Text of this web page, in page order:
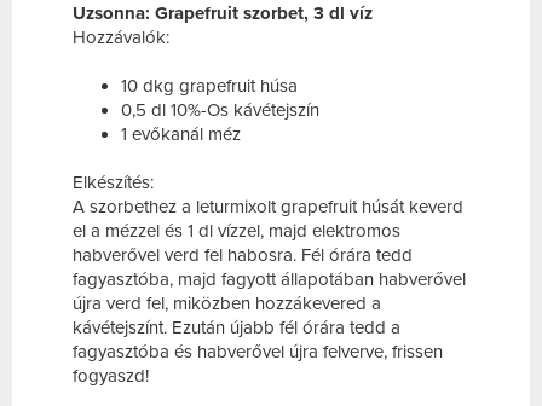
Uzsonna: Grapefruit szorbet, 3 dl víz
Hozzávalók:
10 dkg grapefruit húsa
0,5 dl 10%-Os kávétejszín
1 evőkanál méz
Elkészítés:
A szorbethez a leturmixolt grapefruit húsát keverd
el a mézzel és 1 dl vízzel, majd elektromos
habverővel verd fel habosra. Fél órára tedd
fagyasztóba, majd fagyott állapotában habverővel
újra verd fel, miközben hozzákevered a
kávétejszínt. Ezután újabb fél órára tedd a
fagyasztóba és habverővel újra felverve, frissen
fogyaszd!